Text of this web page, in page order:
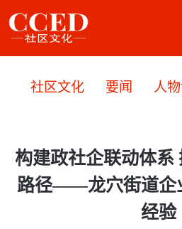
社区文化 要闻 人
构建政社企联动体系
路径——龙穴街道企
经验